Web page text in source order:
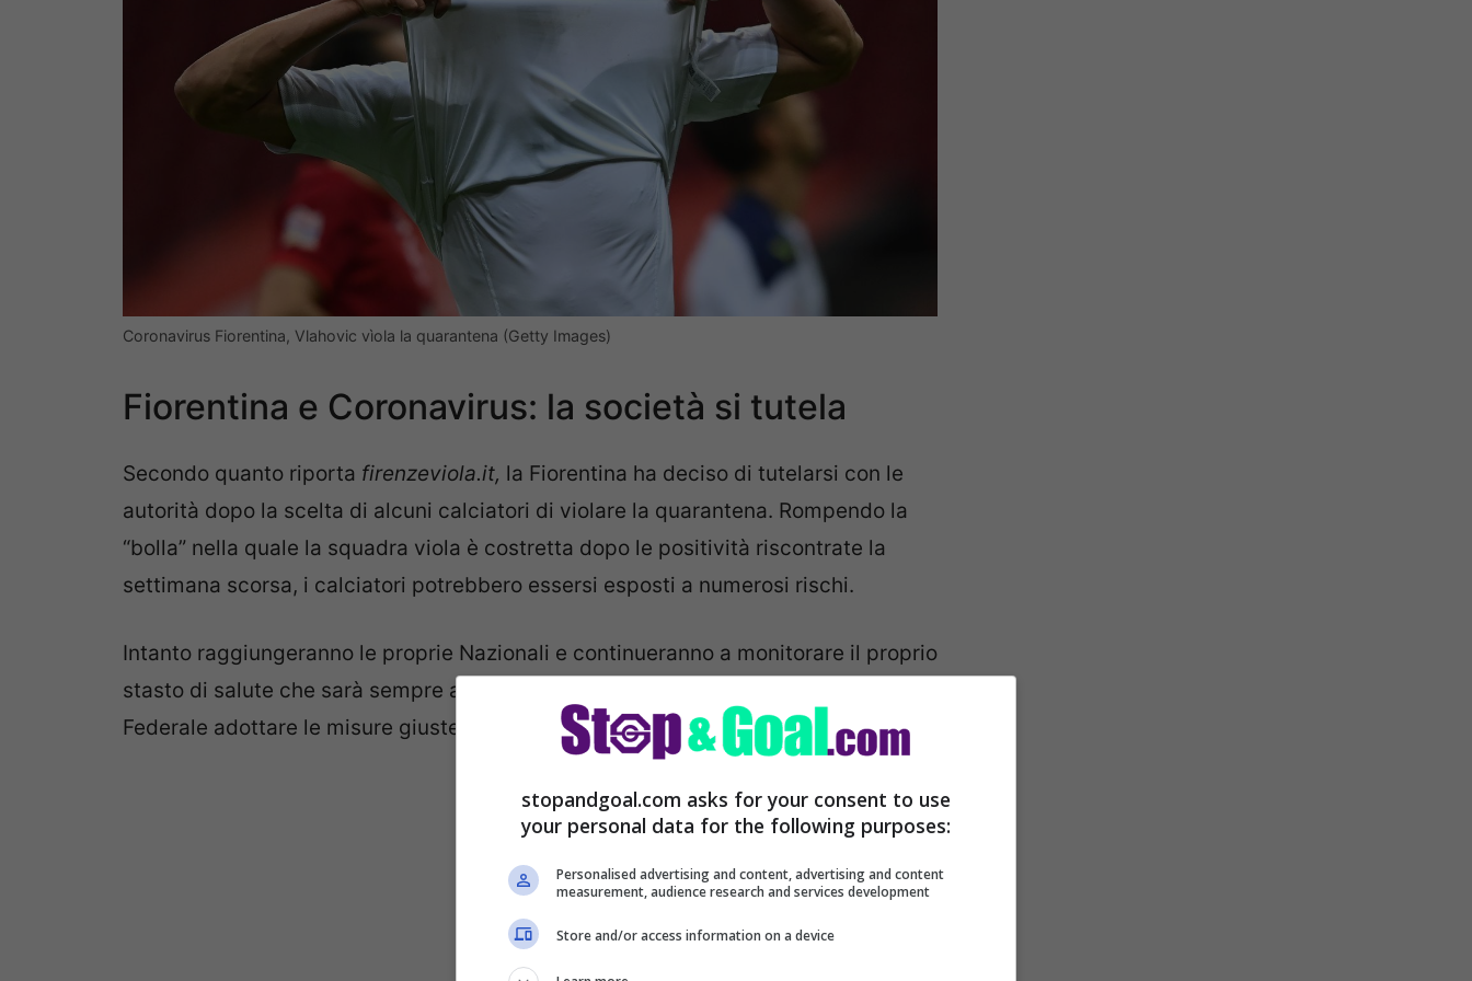
Coronavirus Fiorentina, Vlahovic vìola la quarantena (Getty Images)
Fiorentina e Coronavirus: la società si tutela
Secondo quanto riporta firenzeviola.it, la Fiorentina ha deciso di tutelarsi con le
autorità dopo la scelta di alcuni calciatori di violare la quarantena. Rompendo la
“bolla” nella quale la squadra viola è costretta dopo le positività riscontrate la
settimana scorsa, i calciatori potrebbero essersi esposti a numerosi rischi.
Intanto raggiungeranno le proprie Nazionali e continueranno a monitorare il proprio
stasto di salute che sarà sempre aggiornato. Dopodiché toccherà alla Procura
Federale adottare le misure giuste per coloro che hanno rotto la bolla.
stopandgoal.com asks for your consent to use
your personal data for the following purposes:
Personalised advertising and content, advertising and content
measurement, audience research and services development
Store and/or access information on a device